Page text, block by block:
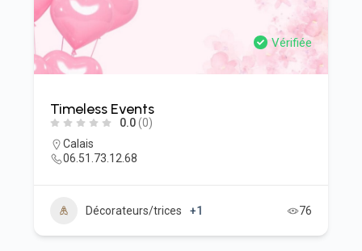
Vérifiée
Timeless Events
0.0(0)
Calais
06.51.73.12.68
Décorateurs/trices +1 76